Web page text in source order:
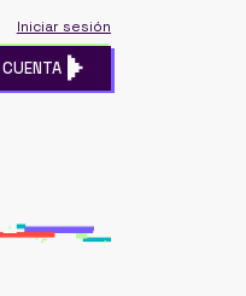
Iniciar sesión